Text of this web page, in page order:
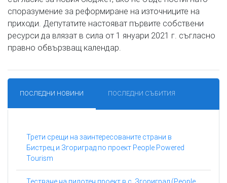
споразумение за реформиране на източниците на
приходи. Депутатите настояват първите собствени
ресурси да влязат в сила от 1 януари 2021 г. съгласно
правно обвързващ календар.
ПОСЛЕДНИ НОВИНИ ПОСЛЕДНИ СЪБИТИЯ
Трети срещи на заинтересованите страни в
Бистрец и Згориград по проект People Powered
Tourism